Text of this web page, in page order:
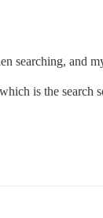
searching, and
is the search